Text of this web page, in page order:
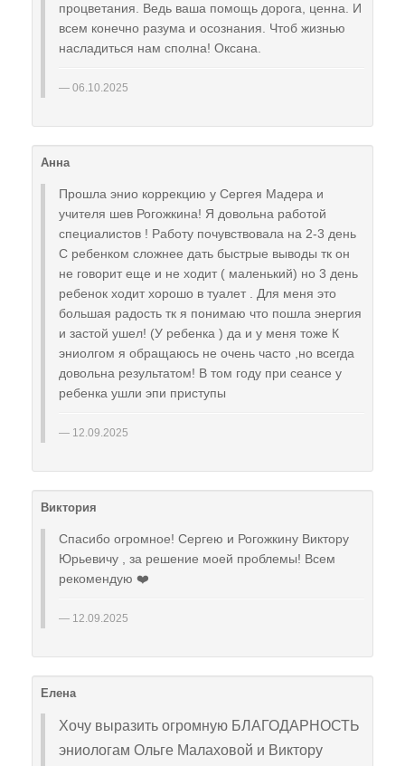
процветания. Ведь ваша помощь дорога, ценна. И
всем конечно разума и осознания. Чтоб жизнью
насладиться нам сполна! Оксана.
06.10.2025
Анна
Прошла энио коррекцию у Сергея Мадера и
учителя шев Рогожкина! Я довольна работой
специалистов ! Работу почувствовала на 2-3 день
С ребенком сложнее дать быстрые выводы тк он
не говорит еще и не ходит ( маленький) но 3 день
ребенок ходит хорошо в туалет . Для меня это
большая радость тк я понимаю что пошла энергия
и застой ушел! (У ребенка ) да и у меня тоже К
эниолгом я обращаюсь не очень часто ,но всегда
довольна результатом! В том году при сеансе у
ребенка ушли эпи приступы
12.09.2025
Виктория
Спасибо огромное! Сергею и Рогожкину Виктору
Юрьевичу , за решение моей проблемы! Всем
рекомендую ❤️
12.09.2025
Елена
Хочу выразить огромную БЛАГОДАРНОСТЬ
эниологам Ольге Малаховой и Виктору